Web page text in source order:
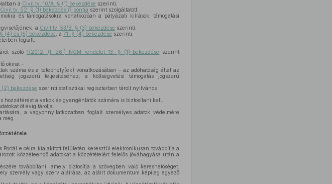
a Civil tv. 10/A. § (1) bekezdése szerinti,
Civil tv. 52. § (1) bekezdés f) pontja szerint szolgáltatott,
és támogatásokra vonatkozóan a pályázati kiírások, támogatási
a Civil tv. 53/B. § (3) bekezdése szerinti,
(4) és (5) bekezdése , a 71. § (4) bekezdése szerinti,
foglalt,
szóló 1/2012. (I. 26.) NGM rendelet 13. § (1) bekezdése
szerint
okirat –
száma és a telephely(ek) vonatkozásában – az adóhatóság által az
jogszerű teljesítéséhez, a költségvetési támogatás jogszerű
bekezdése szerinti statisztikai regiszterben tárolt nyilvános
a vakok és gyengénlátók számára is biztosítani kell.
öt évig tárolja.
a vagyonnyilatkozatban foglalt személyes adatok védelmére
Portál e célra kialakított felületén keresztül elektronikusan továbbítja a
közzéteendő adatokat a közzétételért felelős jóváhagyása után a
továbbítani, amely biztosítja a szövegben való kereshetőséget.
személy vagy szerv aláírása, az aláírt dokumentum képileg egyező